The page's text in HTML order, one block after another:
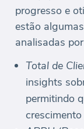
progresso e
estão
analisadas
Total de
insights
permitindo